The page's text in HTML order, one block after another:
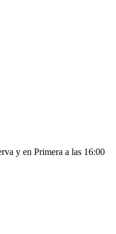
y en Primera a las 16:00